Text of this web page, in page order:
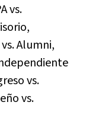
vs.
Alumni,
vs.
vs.